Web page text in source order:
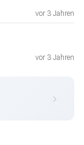
vor 3 Jahren
vor 3 Jahren